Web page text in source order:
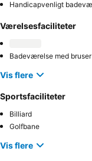
Handicapvenligt
Værelsesfaciliteter
Badeværelse med bruser
Vis flere
Sportsfaciliteter
Billiard
Golfbane
Vis flere